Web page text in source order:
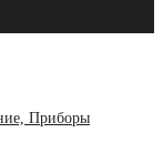
Приборы